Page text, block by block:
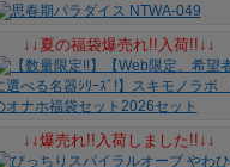
↓↓夏の福袋爆売れ!!入荷!!↓↓
↓↓爆売れ!!入荷しました!!↓↓